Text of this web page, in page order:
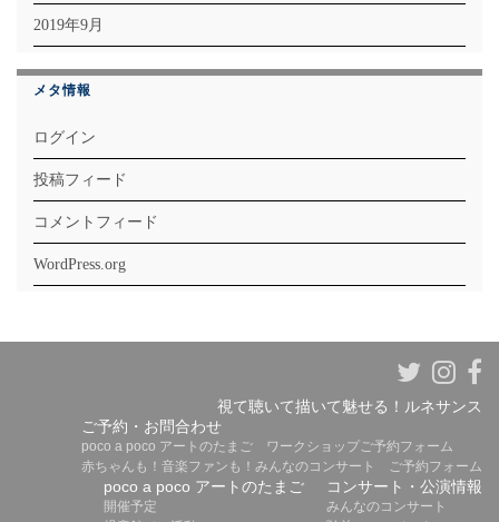
2019年9月
メタ情報
ログイン
投稿フィード
コメントフィード
WordPress.org
視て聴いて描いて魅せる！ルネサンス
ご予約・お問合わせ
poco a poco アートのたまご ワークショップご予約フォーム
赤ちゃんも！音楽ファンも！みんなのコンサート ご予約フォーム
poco a poco アートのたまご
開催予定
コンサート・公演情報
みんなのコンサート